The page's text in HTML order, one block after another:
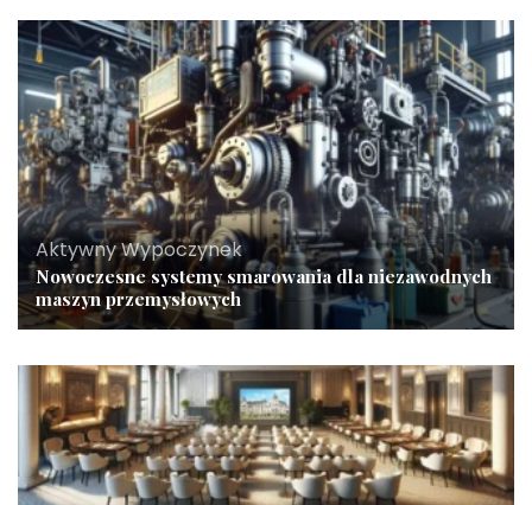
Aktywny Wypoczynek
Nowoczesne systemy smarowania dla niezawodnych
maszyn przemysłowych